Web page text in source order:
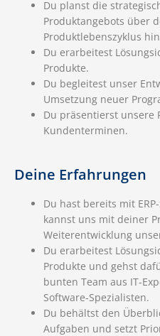
Du planst die
Produktangebots über
Produktlebenszyklus
Du erarbeitest
Produkte.
Du begleitest unser
Umsetzung neuer
Du präsentierst unsere
Kundenterminen.
Deine Erfahrungen
Du hast bereits mit
kannst uns mit deiner
Weiterentwicklung
Du erarbeitest
Produkte und gehst
bunten Team aus IT-
Software-Spezialisten.
Du behältst den
Aufgaben und setzt